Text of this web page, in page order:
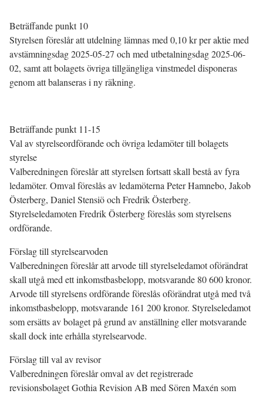
Beträffande punkt 10
Styrelsen föreslår att utdelning lämnas med 0,10 kr per aktie med
avstämningsdag 2025-05-27 och med utbetalningsdag 2025-06-
02, samt att bolagets övriga tillgängliga vinstmedel disponeras
genom att balanseras i ny räkning.
Beträffande punkt 11-15
Val av styrelseordförande och övriga ledamöter till bolagets
styrelse
Valberedningen föreslår att styrelsen fortsatt skall bestå av fyra
ledamöter. Omval föreslås av ledamöterna Peter Hamnebo, Jakob
Österberg, Daniel Stensiö och Fredrik Österberg.
Styrelseledamoten Fredrik Österberg föreslås som styrelsens
ordförande.
Förslag till styrelsearvoden
Valberedningen föreslår att arvode till styrelseledamot oförändrat
skall utgå med ett inkomstbasbelopp, motsvarande 80 600 kronor.
Arvode till styrelsens ordförande föreslås oförändrat utgå med två
inkomstbasbelopp, motsvarande 161 200 kronor. Styrelseledamot
som ersätts av bolaget på grund av anställning eller motsvarande
skall dock inte erhålla styrelsearvode.
Förslag till val av revisor
Valberedningen föreslår omval av det registrerade
revisionsbolaget Gothia Revision AB med Sören Maxén som